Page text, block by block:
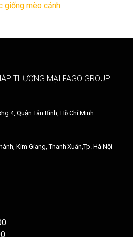
giống mèo cảnh
THƯƠNG MẠI FAGO GROUP
4, Quận Tân Bình, Hồ Chí Minh
Kim Giang, Thanh Xuân,Tp. Hà Nội